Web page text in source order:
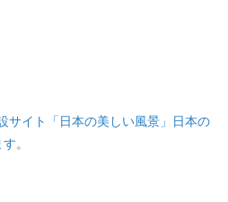
サイト「日本の美しい風景」日本の
。